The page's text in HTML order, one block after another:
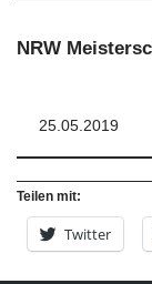
NRW
25.05.2019
Teilen mit:
Twitter